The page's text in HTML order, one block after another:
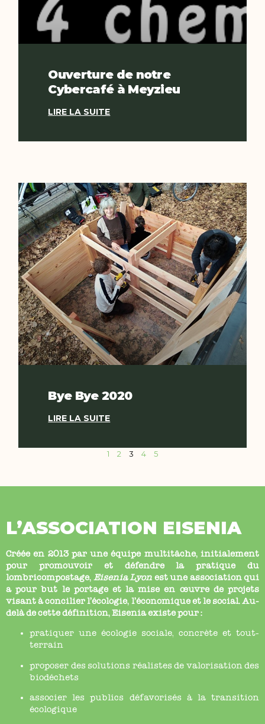
Ouverture de notre
Cybercafé à Meyzieu
LIRE LA SUITE
Bye Bye 2020
LIRE LA SUITE
1 2 3 4 5
L’ASSOCIATION EISENIA
Créée en 2013 par une équipe multitâche, initialement
pour promouvoir et défendre la pratique du
lombricompostage, Eisenia Lyon est une association qui
a pour but le portage et la mise en œuvre de projets
visant à concilier l’écologie, l’économique et le social. Au-
delà de cette définition, Eisenia existe pour :
pratiquer une écologie sociale, concrète et tout-
terrain
proposer des solutions réalistes de valorisation des
biodéchets
associer les publics défavorisés à la transition
écologique